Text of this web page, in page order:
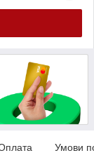
Умови